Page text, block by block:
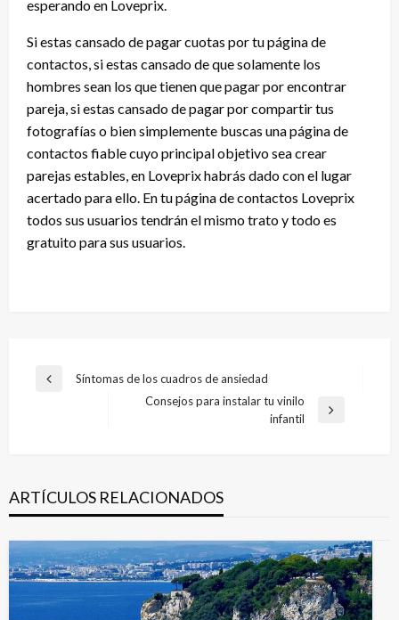
esperando en Loveprix.
Si estas cansado de pagar cuotas por tu página de
contactos, si estas cansado de que solamente los
hombres sean los que tienen que pagar por encontrar
pareja, si estas cansado de pagar por compartir tus
fotografías o bien simplemente buscas una página de
contactos fiable cuyo principal objetivo sea crear
parejas estables, en Loveprix habrás dado con el lugar
acertado para ello. En tu página de contactos Loveprix
todos sus usuarios tendrán el mismo trato y todo es
gratuito para sus usuarios.
Navegación
Entrada
Síntomas de los cuadros de ansiedad
Consejos para instalar tu vinilo
infantil
ARTÍCULOS RELACIONADOS